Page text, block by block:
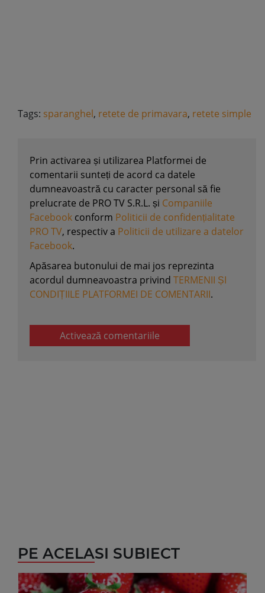
Tags: sparanghel, retete de primavara, retete simple
Prin activarea și utilizarea Platformei de
comentarii sunteți de acord ca datele
dumneavoastră cu caracter personal să fie
prelucrate de PRO TV S.R.L. și Companiile
Facebook conform Politicii de confidențialitate
PRO TV, respectiv a Politicii de utilizare a datelor
Facebook.
Apăsarea butonului de mai jos reprezinta
acordul dumneavoastra privind TERMENII ȘI
CONDIȚIILE PLATFORMEI DE COMENTARII.
Activează comentariile
PE ACELASI SUBIECT